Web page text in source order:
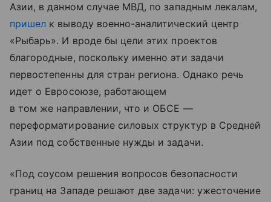
Азии, в данном случае МВД, по западным лекалам,
пришел к выводу военно-аналитический центр
«Рыбарь». И вроде бы цели этих проектов
благородные, поскольку именно эти задачи
первостепенны для стран региона. Однако речь
идет о Евросоюзе, работающем
в том же направлении, что и ОБСЕ —
переформатирование силовых структур в Средней
Азии под собственные нужды и задачи.
«Под соусом решения вопросов безопасности
границ на Западе решают две задачи: ужесточение